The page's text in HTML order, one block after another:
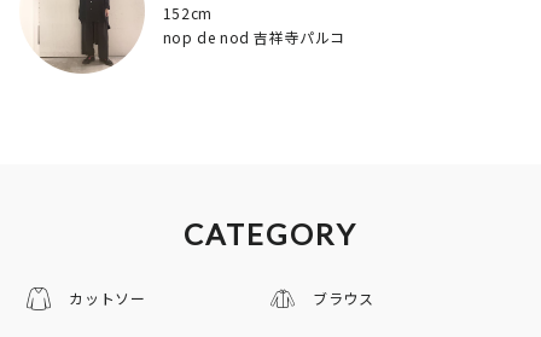
152cm
nop de nod 吉祥寺パルコ
CATEGORY
カットソー ブラウス